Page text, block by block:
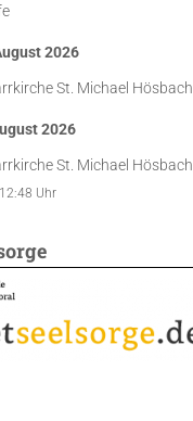
2026
St. Michael Hösbach
2026
St. Michael Hösbach
Uhr